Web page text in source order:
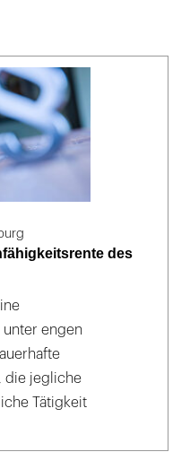
des
unter engen
die jegliche
Tätigkeit